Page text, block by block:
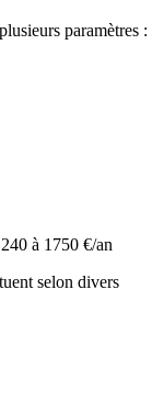
paramètres :
à 1750 €/an
selon divers